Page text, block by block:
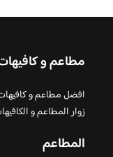
مطاعم و
افضل مطاعم و
زوار المطاعم و
المطاعم